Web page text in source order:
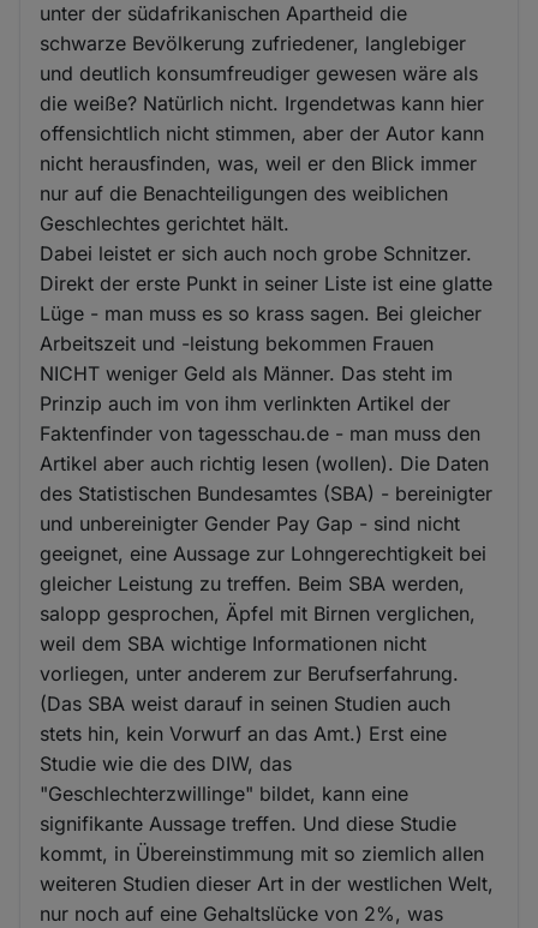
unter der südafrikanischen Apartheid die
schwarze Bevölkerung zufriedener, langlebiger
und deutlich konsumfreudiger gewesen wäre als
die weiße? Natürlich nicht. Irgendetwas kann hier
offensichtlich nicht stimmen, aber der Autor kann
nicht herausfinden, was, weil er den Blick immer
nur auf die Benachteiligungen des weiblichen
Geschlechtes gerichtet hält.
Dabei leistet er sich auch noch grobe Schnitzer.
Direkt der erste Punkt in seiner Liste ist eine glatte
Lüge - man muss es so krass sagen. Bei gleicher
Arbeitszeit und -leistung bekommen Frauen
NICHT weniger Geld als Männer. Das steht im
Prinzip auch im von ihm verlinkten Artikel der
Faktenfinder von tagesschau.de - man muss den
Artikel aber auch richtig lesen (wollen). Die Daten
des Statistischen Bundesamtes (SBA) - bereinigter
und unbereinigter Gender Pay Gap - sind nicht
geeignet, eine Aussage zur Lohngerechtigkeit bei
gleicher Leistung zu treffen. Beim SBA werden,
salopp gesprochen, Äpfel mit Birnen verglichen,
weil dem SBA wichtige Informationen nicht
vorliegen, unter anderem zur Berufserfahrung.
(Das SBA weist darauf in seinen Studien auch
stets hin, kein Vorwurf an das Amt.) Erst eine
Studie wie die des DIW, das
"Geschlechterzwillinge" bildet, kann eine
signifikante Aussage treffen. Und diese Studie
kommt, in Übereinstimmung mit so ziemlich allen
weiteren Studien dieser Art in der westlichen Welt,
nur noch auf eine Gehaltslücke von 2%, was